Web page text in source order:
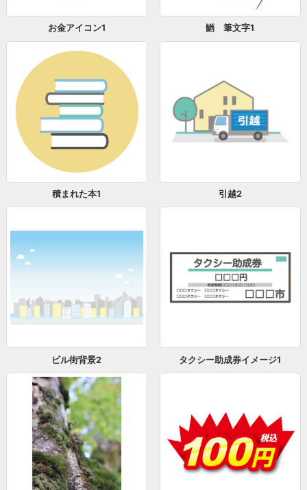
お金アイコン1 鰌 筆文字1
積まれた本1 引越2
ビル街背景2 タクシー助成券イメージ1